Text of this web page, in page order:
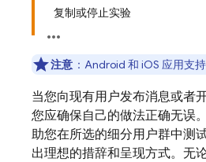
复制或停止实验
注意 ： Android 和 iOS 应用支持
当您向现有用户发布消息或者
您应确保自己的做法正确无误
助您在所选的细分用户群中测
出理想的措辞和呈现方式。无